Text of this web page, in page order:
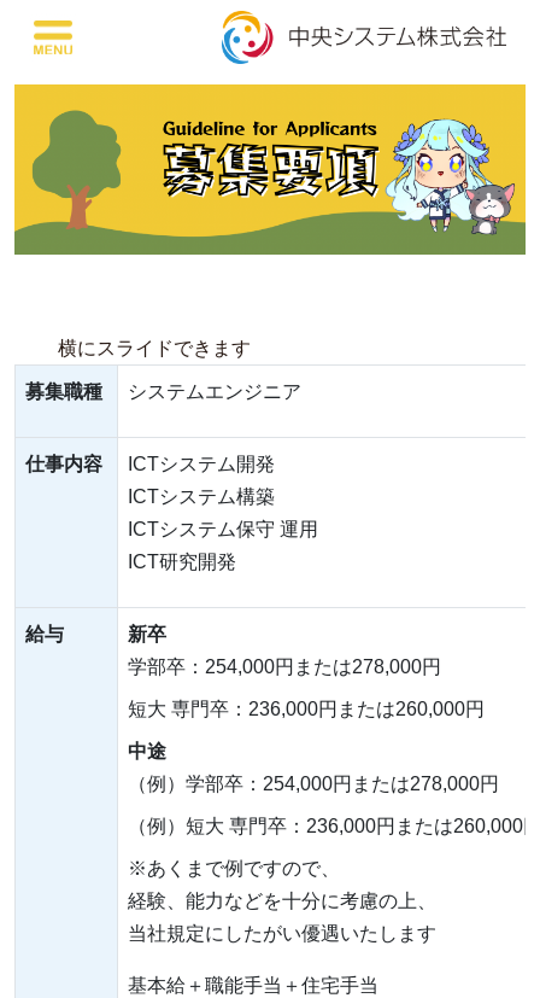
横にスライドできます
募集職種 システムエンジニア
仕事内容
ICTシステム開発
ICTシステム構築
ICTシステム保守 運用
ICT研究開発
給与
新卒
学部卒：254,000円または278,000円
短大 専門卒：236,000円または260,000円
中途
（例）学部卒：254,000円または278,000円
（例）短大 専門卒：236,000円または260,000
※あくまで例ですので、
経験、能力などを十分に考慮の上、
当社規定にしたがい優遇いたします
基本給＋職能手当＋住宅手当